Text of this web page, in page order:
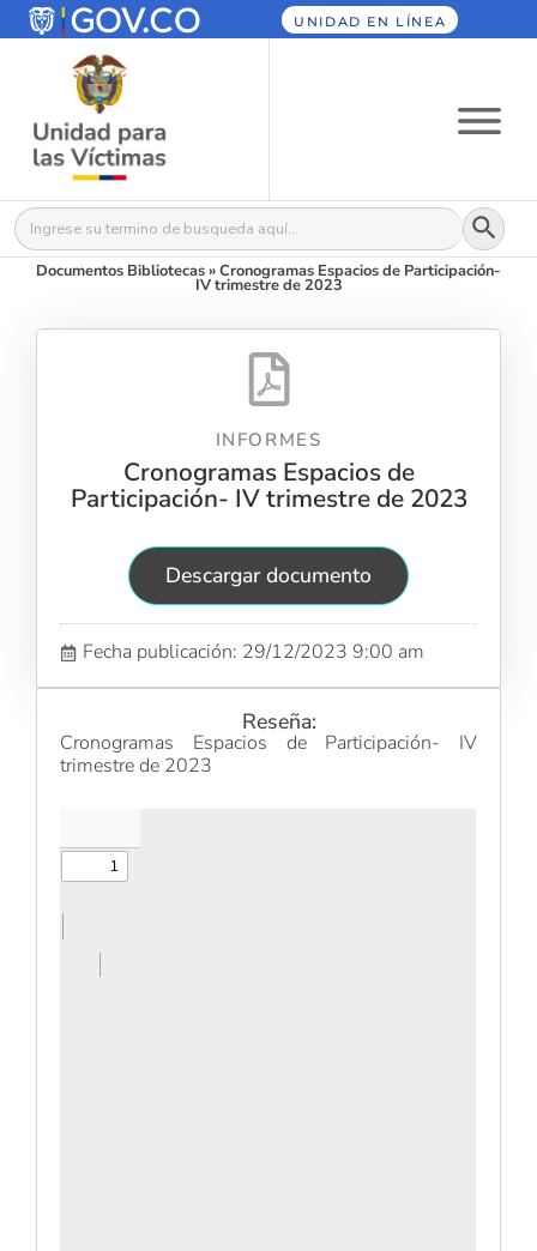
UNIDAD EN LÍNEA
Buscar: Botón
Documentos Bibliotecas»Cronogramas Espacios de Participación-
IV trimestre de 2023
INFORMES
Cronogramas Espacios de
Participación- IV trimestre de 2023
Descargar documento
Fecha publicación: 29/12/2023 9:00 am
Reseña:
Cronogramas Espacios de Participación- IV
trimestre de 2023